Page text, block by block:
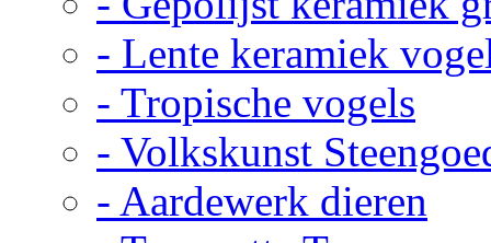
- Lente keramiek
- Tropische vogels
- Volkskunst
- Aardewerk dieren